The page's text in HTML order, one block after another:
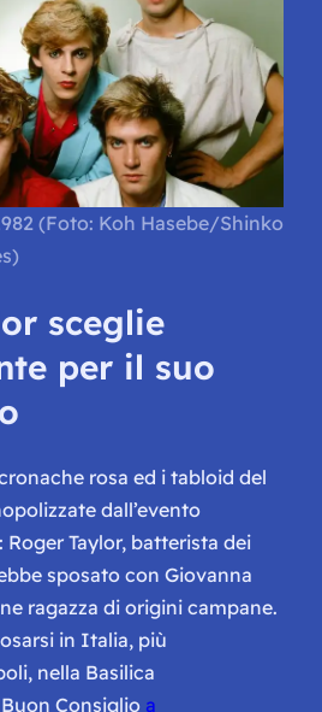
(Foto: Koh Hasebe/Shinko
sceglie
per il suo
rosa ed i tabloid del
dall’evento
Roger Taylor, batterista dei
sposato con Giovanna
ragazza di origini campane.
in Italia, più
nella Basilica
Consiglio a